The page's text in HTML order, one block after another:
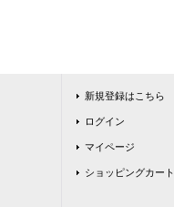
新規登録はこちら
ログイン
マイページ
ショッピングカート